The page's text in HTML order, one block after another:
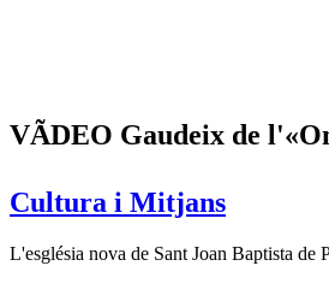
VÃDEO Gaudeix de
Cultura i Mitjans
L'església nova de Sant Joan Baptista de